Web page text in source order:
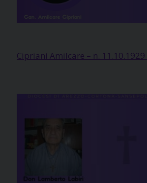
Cipriani Amilcare – n. 11.10.1929